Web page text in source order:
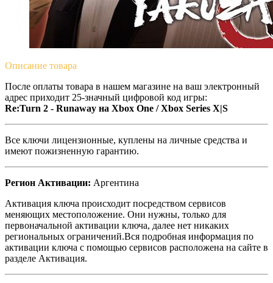
Описание товара
После оплаты товара в нашем магазине на ваш электронный
адрес приходит 25-значный цифровой код игры:
Re:Turn 2 - Runaway на Xbox One / Xbox Series X|S
Все ключи лицензионные, куплены на личные средства и
имеют пожизненную гарантию.
Регион Активации: Аргентина
Активация ключа происходит посредством сервисов
меняющих местоположение. Они нужны, только для
первоначальной активации ключа, далее нет никаких
региональных ограничений.Вся подробная информация по
активации ключа с помощью сервисов расположена на сайте в
разделе Активация.